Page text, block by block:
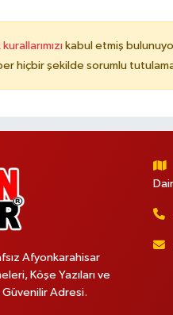
kabul etmiş
hiçbir şekilde sorumlu
Afyonkarahisar
Köşe Yazıları ve
Güvenilir Adresi.